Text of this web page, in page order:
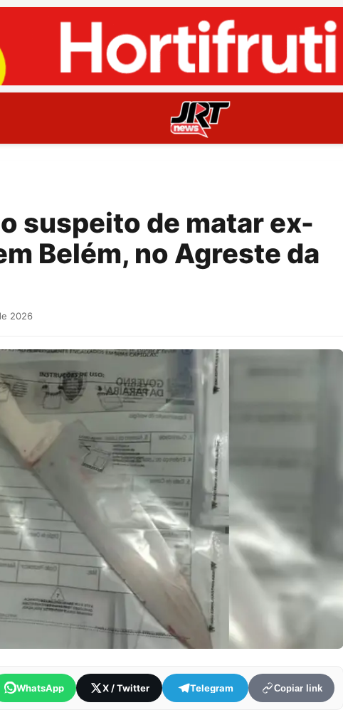
suspeito de matar ex-
Belém, no Agreste da
2026
WhatsApp X / Twitter Telegram Copiar link